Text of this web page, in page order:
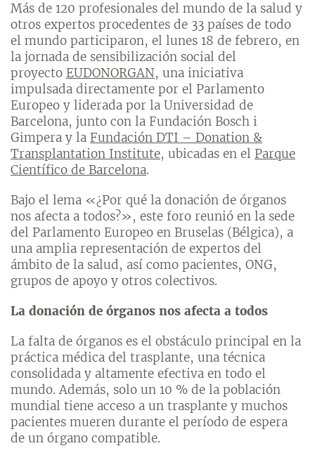
Más de 120 profesionales del mundo de la salud y
otros expertos procedentes de 33 países de todo
el mundo participaron, el lunes 18 de febrero, en
la jornada de sensibilización social del
proyecto EUDONORGAN, una iniciativa
impulsada directamente por el Parlamento
Europeo y liderada por la Universidad de
Barcelona, junto con la Fundación Bosch i
Gimpera y la Fundación DTI – Donation &
Transplantation Institute, ubicadas en el Parque
Científico de Barcelona.
Bajo el lema «¿Por qué la donación de órganos
nos afecta a todos?», este foro reunió en la sede
del Parlamento Europeo en Bruselas (Bélgica), a
una amplia representación de expertos del
ámbito de la salud, así como pacientes, ONG,
grupos de apoyo y otros colectivos.
La donación de órganos nos afecta a todos
La falta de órganos es el obstáculo principal en la
práctica médica del trasplante, una técnica
consolidada y altamente efectiva en todo el
mundo. Además, solo un 10 % de la población
mundial tiene acceso a un trasplante y muchos
pacientes mueren durante el período de espera
de un órgano compatible.